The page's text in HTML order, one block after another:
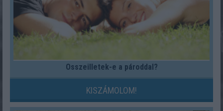
Összeilletek-e a pároddal?
KISZÁMOLOM!